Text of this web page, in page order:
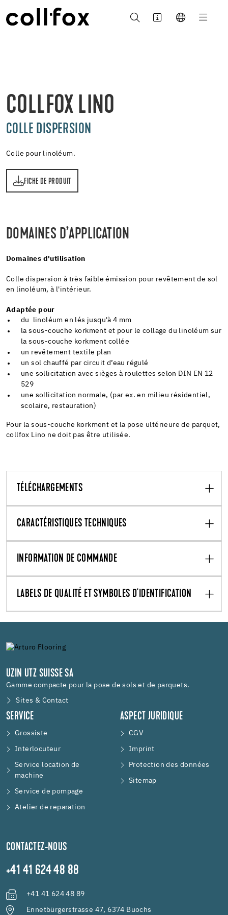
COLLFOX LINO
COLLE DISPERSION
Colle pour linoléum.
FICHE DE PRODUIT
DOMAINES D’APPLICATION
Domaines d'utilisation
Colle dispersion à très faible émission pour revêtement de sol
en linoléum, à l'intérieur.
Adaptée pour
du linoléum en lés jusqu'à 4 mm
la sous-couche korkment et pour le collage du linoléum sur
la sous-couche korkment collée
un revêtement textile plan
un sol chauffé par circuit d’eau régulé
une sollicitation avec sièges à roulettes selon DIN EN 12
529
une sollicitation normale, (par ex. en milieu résidentiel,
scolaire, restauration)
Pour la sous-couche korkment et la pose ultérieure de parquet,
collfox Lino ne doit pas être utilisée.
TÉLÉCHARGEMENTS
CARACTÉRISTIQUES TECHNIQUES
INFORMATION DE COMMANDE
LABELS DE QUALITÉ ET SYMBOLES D'IDENTIFICATION
UZIN UTZ SUISSE SA
Gamme compacte pour la pose de sols et de parquets.
Sites & Contact
SERVICE
Grossiste
Interlocuteur
Service location de
machine
Service de pompage
Atelier de reparation
ASPECT JURIDIQUE
CGV
Imprint
Protection des données
Sitemap
CONTACTEZ-NOUS
+41 41 624 48 88
+41 41 624 48 89
Ennetbürgerstrasse 47, 6374 Buochs